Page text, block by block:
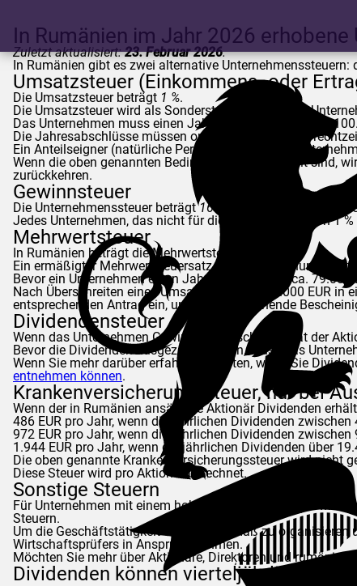
In Rumänien im Jahr 2026
Zuletzt aktualisiert:23. Februar 2026.
In Rumänien gibt es zwei alternative
Umsatzsteuer (Einkommens- oder
Die Umsatzsteuer beträgt 1 %.
Die Umsatzsteuer wird als Sondersteuer bezeichnet.
Das Unternehmen muss einen Jahresumsatz von bis zu
Die Jahresabschlüsse müssen ordnungsgemäß und
Ein Anteilseigner (natürliche Person) kann nur ein
Wenn die oben genannten Bedingungen nicht erfüllt sind,
zurückkehren.
Gewinnsteuer
Die Unternehmenssteuer beträgt16 % des Gewinns
, wobei
Jedes Unternehmen, das nicht für die Umsatzsteuer von 1
Mehrwertsteuer
In Rumänien beträgt die Mehrwertsteuer 21 %.
Ein ermäßigter Mehrwertsteuersatz von 11 % gilt nur in
Bevor ein Unternehmen einen Jahresumsatz von ca.
Nach Überschreiten eines Umsatzes von ca. 79.000 EUR
entsprechenden Antrag ein, um die entsprechende
Dividendensteuer
Wenn das Unternehmen Gewinne erwirtschaftet, hat der
Bevor die Dividenden ausgezahlt werden, muss das
Wenn Sie mehr darüber erfahren möchten, wann Sie
entnehmen können.
Krankenversicherungssteuer, nur bei
Wenn der in Rumänien ansässige Aktionär Dividenden
486 EUR pro Jahr, wenn die jährlichen Dividenden zwischen
972 EUR pro Jahr, wenn die jährlichen Dividenden zwischen
1.944 EUR pro Jahr, wenn die jährlichen Dividenden über
Die oben genannte Krankenversicherungssteuer wird nicht
Diese Steuer wird pro Aktionär berechnet.
Sonstige Steuern
Für Unternehmen mit einem hohen Jahresumsatz (50
Steuern.
Um die Geschäftstätigkeit ordnungsgemäß zu
Wirtschaftsprüfers in Anspruch nehmen.
Möchten Sie mehr über Aktionäre, Direktoren und
Dividenden können vierteljährlich oder